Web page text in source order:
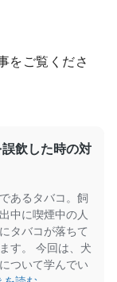
をご覧くださ